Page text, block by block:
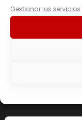
Gestionar los servicios
Creatina
Monohidrato
Black Line